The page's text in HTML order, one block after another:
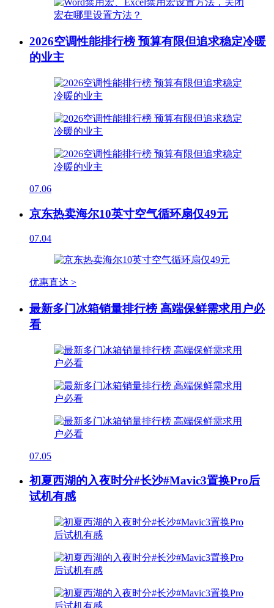
2026空调性能排行榜 预算有限但追求稳定冷暖
的业主
07.06
京东热卖海尔10英寸空气循环扇仅49元
07.04
优惠直达 >
最新多门冰箱销量排行榜 高端保鲜需求用户必
看
07.05
初夏西湖的入夜时分#长沙#Mavic3置换Pro后
试机有感